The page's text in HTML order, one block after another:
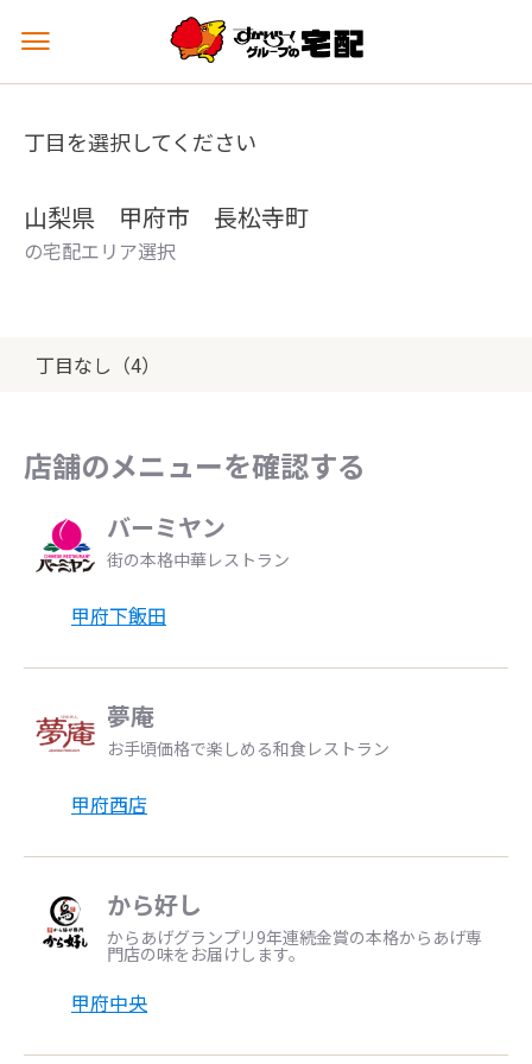
メ
ュ
を
丁目を選択してください
山梨県 甲府市 長松寺町
の宅配エリア選択
丁目なし（4）
店舗のメニューを確認する
バーミヤン
街の本格中華レストラン
甲府下飯田
夢庵
お手頃価格で楽しめる和食レストラン
甲府西店
から好し
からあげグランプリ9年連続金賞の本格からあげ専
門店の味をお届けします。
甲府中央